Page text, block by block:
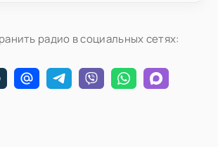
радио в социальных сетях: